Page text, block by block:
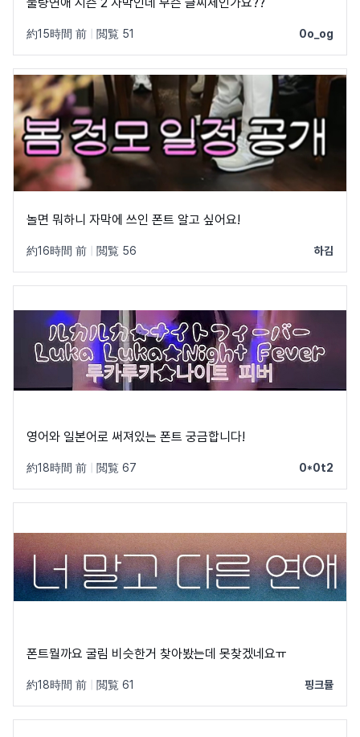
約15時間 前 閲覧 51 0o_og
놀면 뭐하니 자막에 쓰인 폰트 알고 싶어요!
約16時間 前 閲覧 56 하김
영어와 일본어로 써져있는 폰트 궁금합니다!
約18時間 前 閲覧 67 0*0t2
폰트뭘까요 굴림 비슷한거 찾아봤는데 못찾겠네요ㅠ
約18時間 前 閲覧 61 핑크뮬